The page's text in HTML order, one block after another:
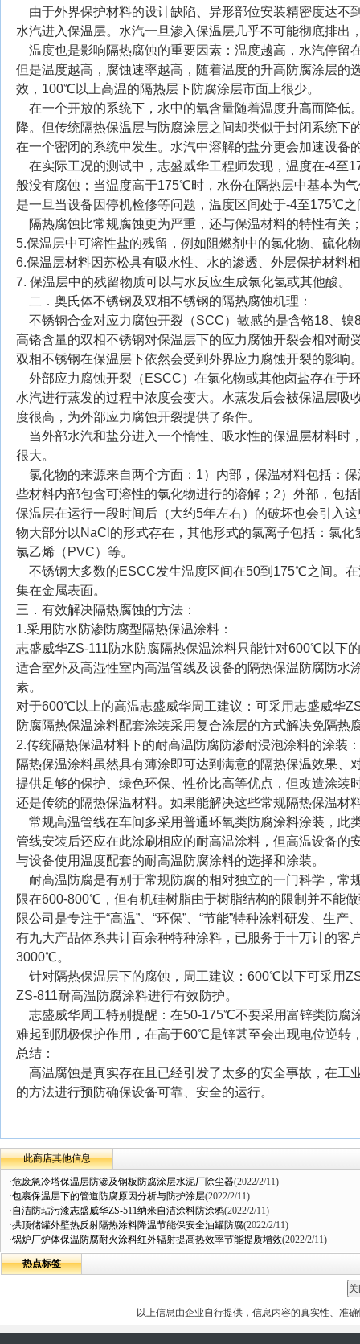
由于外界保护材料的设计缺陷、异形部位安装精密度达不
水汽进入保温层。水汽一旦渗入保温层几乎不可能彻底排出
温度也是影响隔热腐蚀的重要因素：温度越高，水汽停留
但是温度越高，腐蚀速率越高，随着温度的升高防腐涂层
效，100℃以上高温的隔热层下防腐涂层市面上很少。
在一个开放的系统下，水中的氧含量随着温度升高而降低
降。但传统隔热保温层与防腐涂层之间却类似于封闭系统
在一个密闭的系统中发生。水汽中溶解的盐分更会加速设备
在实际工况的测试中，志盛威华工程师发现，温度在-4
般没有腐蚀；当温度高于175℃时，水份在隔热层中基本为
是一旦当设备因停机检修等问题，温度区间处于-4至175℃
隔热腐蚀比常规腐蚀更为严重，还与保温材料的特性有关
5.保温层中可溶性盐的残留，例如阻燃剂中的氯化物、硫化
6.保温层材料因苏松具有吸水性、水的渗透、外层保护材料
7. 保温层中的残留物质可以与水反应生成氯化氢或其他酸。
二．奥氏体不锈钢及双相不锈钢的隔热腐蚀机理：
不锈钢合金对应力腐蚀开裂（SCC）敏感的是含铬18、
高铬含量的双相不锈钢对保温层下的应力腐蚀开裂会相对
双相不锈钢在保温层下依然会受到外界应力腐蚀开裂的影响
外部应力腐蚀开裂（ESCC）在氯化物或其他卤盐存在于
水汽进行蒸发的过程中浓度会变大。水蒸发后会被保温层
度很高，为外部应力腐蚀开裂提供了条件。
当外部水汽和盐分进入一个惰性、吸水性的保温层材料时
很大。
氯化物的来源来自两个方面：1）内部，保温材料包括：
些材料内部包含可溶性的氯化物进行的溶解；2）外部，包
保温层在运行一段时间后（大约5年左右）的破坏也会引入
物大部分以NaCl的形式存在，其他形式的氯离子包括：氯
氯乙烯（PVC）等。
不锈钢大多数的ESCC发生温度区间在50到175℃之间。
集在金属表面。
三．有效解决隔热腐蚀的方法：
1.采用防水防渗防腐型隔热保温涂料：
志盛威华ZS-111防水防腐隔热保温涂料只能针对600℃以下
适合室外及高湿性室内高温管线及设备的隔热保温防腐防
素。
对于600℃以上的高温志盛威华周工建议：可采用志盛威华
防腐隔热保温涂料配套涂装采用复合涂层的方式解决免隔热
2.传统隔热保温材料下的耐高温防腐防渗耐浸泡涂料的涂装：
隔热保温涂料虽然具有薄涂即可达到满意的隔热保温效果
提供足够的保护、绿色环保、性价比高等优点，但改造涂
还是传统的隔热保温材料。如果能解决这些常规隔热保温
常规高温管线在车间多采用普通环氧类防腐涂料涂装，此
管线安装后还应在此涂刷相应的耐高温涂料，但高温设备
与设备使用温度配套的耐高温防腐涂料的选择和涂装。
耐高温防腐是有别于常规防腐的相对独立的一门科学，常
限在600-800℃，但有机硅树脂由于树脂结构的限制并不能
限公司是专注于“高温”、“环保”、“节能”特种涂料研发、生
有九大产品体系共计百余种特种涂料，已服务于十万计的
3000℃。
针对隔热保温层下的腐蚀，周工建议：600℃以下可采用
ZS-811耐高温防腐涂料进行有效防护。
志盛威华周工特别提醒：在50-175℃不要采用富锌类防腐
难起到阴极保护作用，在高于60℃是锌甚至会出现电位逆转
总结：
高温腐蚀是真实存在且已经引发了太多的安全事故，在工
的方法进行预防确保设备可靠、安全的运行。
此商店其他信息
·危废急冷塔保温层防渗及钢板防腐涂层水泥厂除尘器(2022/2/11)
·包裹保温层下的管道防腐原因分析与防护涂层(2022/2/11)
·自洁防玷污漆志盛威华ZS-511纳米自洁涂料防涂鸦(2022/2/11)
·拱顶储罐外壁热反射隔热涂料降温节能保安全油罐防腐(2022/2/11)
·锅炉厂炉体保温防腐耐火涂料红外辐射提高热效率节能提质增效(2022/2/11)
热点标签
以上信息由企业自行提供，信息内容的真实性、准